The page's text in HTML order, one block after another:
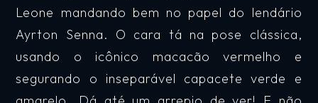
Leone mandando bem no papel do lendário
Ayrton Senna. O cara tá na pose clássica,
usando o icônico macacão vermelho e
segurando o inseparável capacete verde e